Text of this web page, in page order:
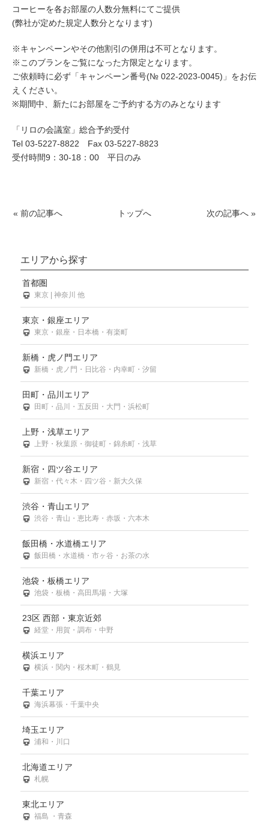
コーヒーを各お部屋の人数分無料にてご提供
(弊社が定めた規定人数分となります)
※キャンペーンやその他割引の併用は不可となります。
※このブランをご覧になった方限定となります。
ご依頼時に必ず「キャンペーン番号(№ 022-2023-0045)」をお伝
えください。
※期間中、新たにお部屋をご予約する方のみとなります
「リロの会議室」総合予約受付
Tel 03-5227-8822 Fax 03-5227-8823
受付時間9：30-18：00 平日のみ
« 前の記事へ トップへ 次の記事へ »
エリアから探す
首都圏
東京 | 神奈川 他
東京・銀座エリア
東京・銀座・日本橋・有楽町
新橋・虎ノ門エリア
新橋・虎ノ門・日比谷・内幸町・汐留
田町・品川エリア
田町・品川・五反田・大門・浜松町
上野・浅草エリア
上野・秋葉原・御徒町・錦糸町・浅草
新宿・四ツ谷エリア
新宿・代々木・四ツ谷・新大久保
渋谷・青山エリア
渋谷・青山・恵比寿・赤坂・六本木
飯田橋・水道橋エリア
飯田橋・水道橋・市ヶ谷・お茶の水
池袋・板橋エリア
池袋・板橋・高田馬場・大塚
23区 西部・東京近郊
経堂・用賀・調布・中野
横浜エリア
横浜・関内・桜木町・鶴見
千葉エリア
海浜幕張・千葉中央
埼玉エリア
浦和・川口
北海道エリア
札幌
東北エリア
福島 ・青森